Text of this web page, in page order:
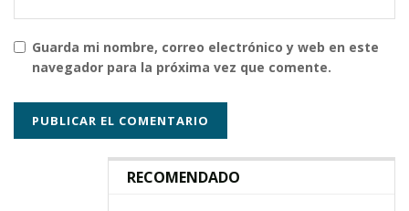
Guarda mi nombre, correo electrónico y web en este
navegador para la próxima vez que comente.
RECOMENDADO